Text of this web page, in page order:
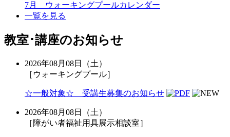
7月 ウォーキングプールカレンダー
一覧を見る
教室･講座のお知らせ
2026年08月08日（土）
［ウォーキングプール］
☆一般対象☆ 受講生募集のお知らせ
2026年08月08日（土）
［障がい者福祉用具展示相談室］